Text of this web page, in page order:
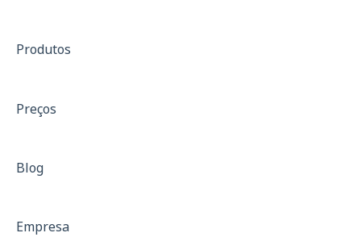
SF-36
Dinamômetro de Preensão Palmar
Produtos
Preços
Blog
Empresa